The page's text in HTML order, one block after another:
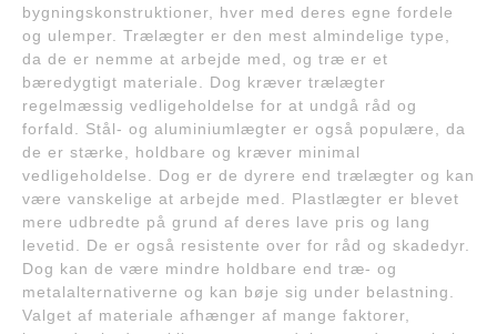
bygningskonstruktioner, hver med deres egne fordele
og ulemper. Trælægter er den mest almindelige type,
da de er nemme at arbejde med, og træ er et
bæredygtigt materiale. Dog kræver trælægter
regelmæssig vedligeholdelse for at undgå råd og
forfald. Stål- og aluminiumlægter er også populære, da
de er stærke, holdbare og kræver minimal
vedligeholdelse. Dog er de dyrere end trælægter og kan
være vanskelige at arbejde med. Plastlægter er blevet
mere udbredte på grund af deres lave pris og lang
levetid. De er også resistente over for råd og skadedyr.
Dog kan de være mindre holdbare end træ- og
metalalternativerne og kan bøje sig under belastning.
Valget af materiale afhænger af mange faktorer,